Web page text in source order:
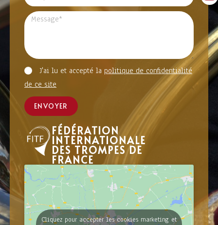
J'ai lu et accepté la politique de confidentialité
de ce site
ENVOYER
FÉDÉRATION
INTERNATIONALE
DES TROMPES DE
FRANCE
Cliquez pour accepter les cookies marketing et